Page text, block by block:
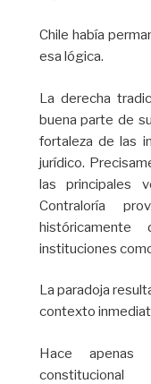
Chile había
esa lógica.
La derecha
buena parte de
fortaleza de las
jurídico.
las principales
Contraloría
instituciones
La paradoja
contexto
Hace apenas